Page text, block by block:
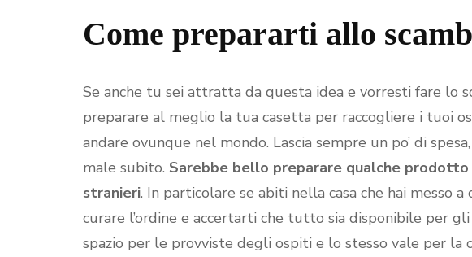
Come prepararti allo
Se anche tu sei attratta da questa idea e vorresti fare lo
preparare al meglio la tua casetta per raccogliere i tuoi
andare ovunque nel mondo. Lascia sempre un po’ di
male subito. Sarebbe bello preparare qualche
stranieri. In particolare se abiti nella casa che hai messo
curare l’ordine e accertarti che tutto sia disponibile per
spazio per le provviste degli ospiti e lo stesso vale per la